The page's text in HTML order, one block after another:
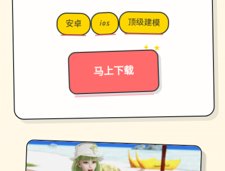
安卓 ios 顶级建模
马上下载
→
✦ ★